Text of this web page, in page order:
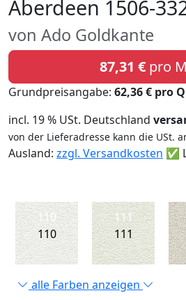
Aberdeen 1506-
von Ado Goldkante
87,31 €pro
Grundpreisangabe: 62,36 € pro
incl. 19 % USt. Deutschland
von der Lieferadresse kann die USt.
Ausland: zzgl. Versandkosten ✅
110
110
111
111
alle Farben anzeigen